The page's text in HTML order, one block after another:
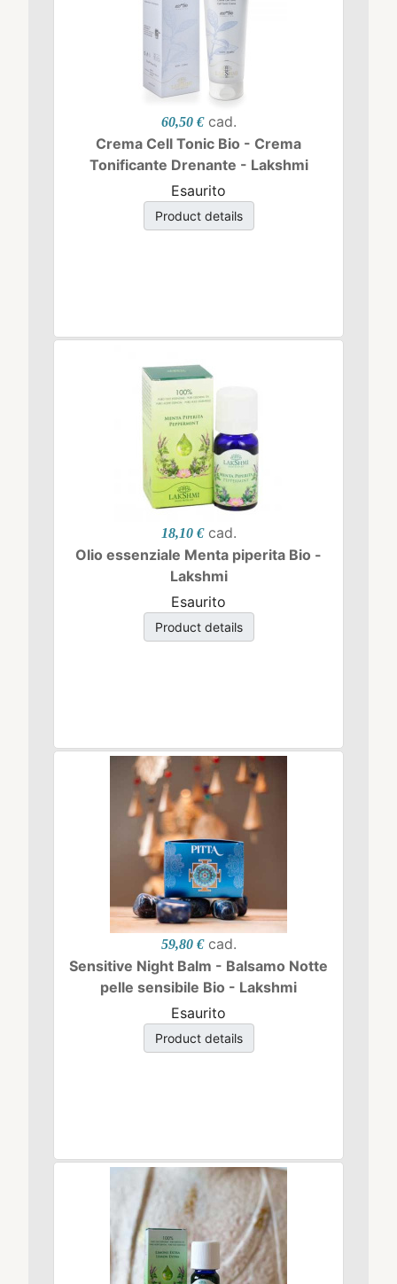
60,50 € cad.
Crema Cell Tonic Bio - Crema
Tonificante Drenante - Lakshmi
Esaurito
Product details
18,10 € cad.
Olio essenziale Menta piperita Bio -
Lakshmi
Esaurito
Product details
59,80 € cad.
Sensitive Night Balm - Balsamo Notte
pelle sensibile Bio - Lakshmi
Esaurito
Product details